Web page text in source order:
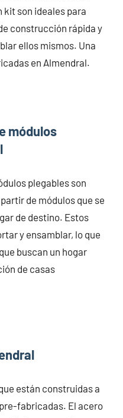
kit son ideales para
construcción rápida y
ellos mismos. Una
en Almendral.
módulos
plegables son
de módulos que se
de destino. Estos
y ensamblar, lo que
buscan un hogar
de casas
están construidas a
fabricadas. El acero